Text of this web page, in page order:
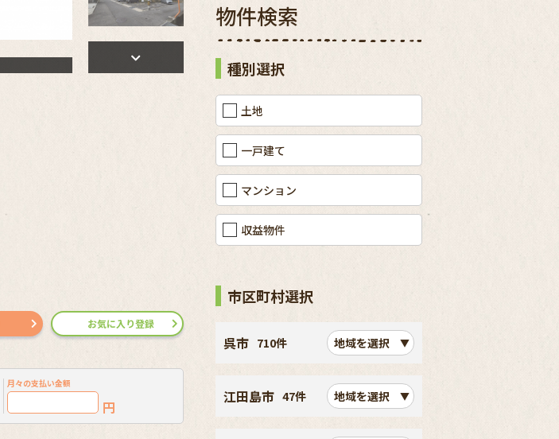
建築地（2026年9月完成予定）
お気に入り登録
月々の支払い金額
円
物件検索
種別選択
土地
一戸建て
マンション
収益物件
市区町村選択
呉市 710件 地域を選択
江田島市 47件 地域を選択